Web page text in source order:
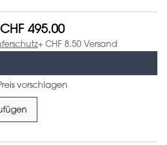
CHF 495.00
+ CHF 8.50 Versand
vorschlagen